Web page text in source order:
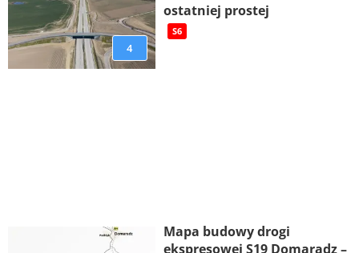
4
ostatniej prostej
S6
Mapa budowy drogi
ekspresowej S19 Domaradz –